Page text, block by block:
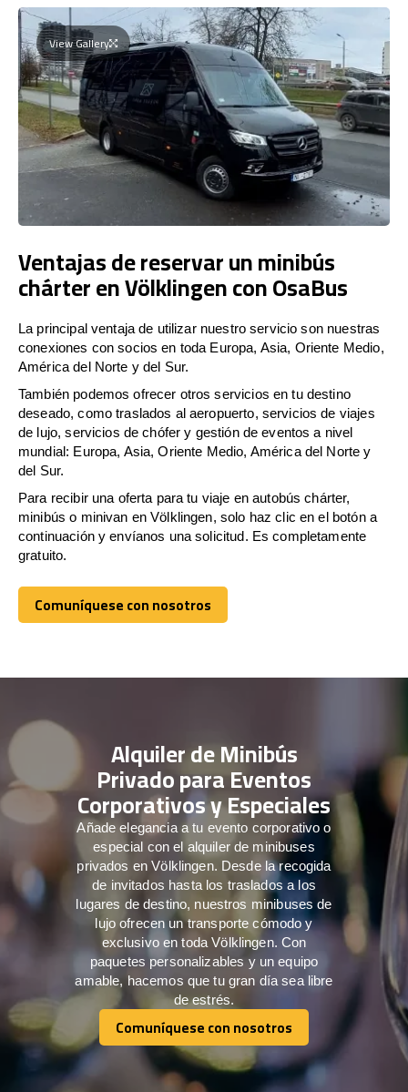
View Gallery
Ventajas de reservar un minibús
chárter en Völklingen con OsaBus
La principal ventaja de utilizar nuestro servicio son nuestras
conexiones con socios en toda Europa, Asia, Oriente Medio,
América del Norte y del Sur.
También podemos ofrecer otros servicios en tu destino
deseado, como traslados al aeropuerto, servicios de viajes
de lujo, servicios de chófer y gestión de eventos a nivel
mundial: Europa, Asia, Oriente Medio, América del Norte y
del Sur.
Para recibir una oferta para tu viaje en autobús chárter,
minibús o minivan en Völklingen, solo haz clic en el botón a
continuación y envíanos una solicitud. Es completamente
gratuito.
Comuníquese con nosotros
Comuníquese con nosotros
Alquiler de Minibús
Privado para Eventos
Corporativos y Especiales
Añade elegancia a tu evento corporativo o
especial con el alquiler de minibuses
privados en Völklingen. Desde la recogida
de invitados hasta los traslados a los
lugares de destino, nuestros minibuses de
lujo ofrecen un transporte cómodo y
exclusivo en toda Völklingen. Con
paquetes personalizables y un equipo
amable, hacemos que tu gran día sea libre
de estrés.
Comuníquese con nosotros
Comuníquese con nosotros